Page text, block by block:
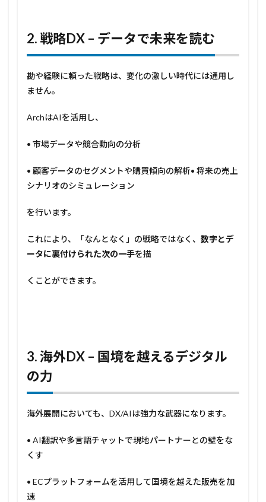
2. 戦略DX – データで未来を読む
勘や経験に頼った戦略は、変化の激しい時代には通用し
ません。
ArchはAIを活用し、
• 市場データや競合動向の分析
• 顧客データのセグメントや購買傾向の解析• 将来の売上
シナリオのシミュレーション
を行います。
これにより、「なんとなく」の戦略ではなく、 数字とデ
ータに裏付けられた次の一手を描
くことができます。
3.海外DX – 国境を越えるデジタル
の力
海外展開においても、DX/AIは強力な武器になります。
• AI翻訳や多言語チャットで現地パートナーとの壁をな
くす
• ECプラットフォームを活用して国境を越えた販売を加
速